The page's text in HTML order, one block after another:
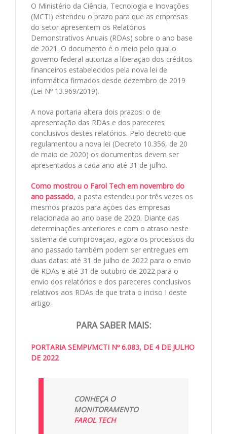
O Ministério da Ciência, Tecnologia e Inovações
(MCTI) estendeu o prazo para que as empresas
do setor apresentem os Relatórios
Demonstrativos Anuais (RDAs) sobre o ano base
de 2021. O documento é o meio pelo qual o
governo federal autoriza a liberação dos créditos
financeiros estabelecidos pela nova lei de
informática firmados desde dezembro de 2019
(Lei Nº 13.969/2019).
A nova portaria altera dois prazos: o de
apresentação das RDAs e dos pareceres
conclusivos destes relatórios. Pelo decreto que
regulamentou a nova lei (Decreto 10.356, de 20
de maio de 2020) os documentos devem ser
apresentados a cada ano até 31 de julho.
Como mostrou o Farol Tech em novembro do
ano passado, a pasta estendeu por três vezes os
mesmos prazos para ações das empresas
relacionada ao ano base de 2020. Diante das
determinações anteriores e com o atraso neste
sistema de comprovação, agora os processos do
ano passado também podem ser entregues em
duas datas: até 31 de julho de 2022 para o envio
de RDAs e até 31 de outubro de 2022 para o
envio dos relatórios e dos pareceres conclusivos
relativos aos RDAs de que trata o inciso I deste
artigo.
PARA SABER MAIS:
PORTARIA SEMPI/MCTI Nº 6.083, DE 4 DE JULHO
DE 2022
CONHEÇA O
MONITORAMENTO
FAROL TECH